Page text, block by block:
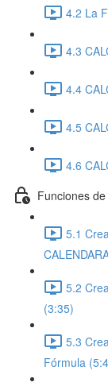
4.2 La
4.3
4.4
4.5
4.6
Funciones
5.1
5.2
(3:35)
5.3
Fórmula